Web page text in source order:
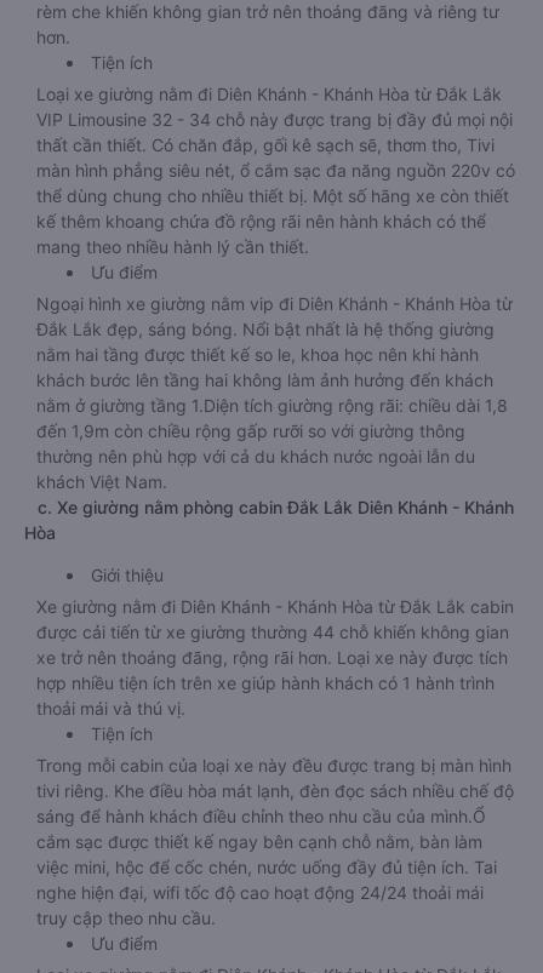
rèm che khiến không gian trở nên thoáng đãng và riêng tư
hơn.
Tiện ích
Loại xe giường nằm đi Diên Khánh - Khánh Hòa từ Đắk Lắk
VIP Limousine 32 - 34 chỗ này được trang bị đầy đủ mọi nội
thất cần thiết. Có chăn đắp, gối kê sạch sẽ, thơm tho, Tivi
màn hình phẳng siêu nét, ổ cắm sạc đa năng nguồn 220v có
thể dùng chung cho nhiều thiết bị. Một số hãng xe còn thiết
kế thêm khoang chứa đồ rộng rãi nên hành khách có thể
mang theo nhiều hành lý cần thiết.
Ưu điểm
Ngoại hình xe giường nằm vip đi Diên Khánh - Khánh Hòa từ
Đắk Lắk đẹp, sáng bóng. Nổi bật nhất là hệ thống giường
nằm hai tầng được thiết kế so le, khoa học nên khi hành
khách bước lên tầng hai không làm ảnh hưởng đến khách
nằm ở giường tầng 1.Diện tích giường rộng rãi: chiều dài 1,8
đến 1,9m còn chiều rộng gấp rưỡi so với giường thông
thường nên phù hợp với cả du khách nước ngoài lẫn du
khách Việt Nam.
c. Xe giường nằm phòng cabin Đắk Lắk Diên Khánh - Khánh
Hòa
Giới thiệu
Xe giường nằm đi Diên Khánh - Khánh Hòa từ Đắk Lắk cabin
được cải tiến từ xe giường thường 44 chỗ khiến không gian
xe trở nên thoáng đãng, rộng rãi hơn. Loại xe này được tích
hợp nhiều tiện ích trên xe giúp hành khách có 1 hành trình
thoải mái và thú vị.
Tiện ích
Trong mỗi cabin của loại xe này đều được trang bị màn hình
tivi riêng. Khe điều hòa mát lạnh, đèn đọc sách nhiều chế độ
sáng để hành khách điều chỉnh theo nhu cầu của mình.Ổ
cắm sạc được thiết kế ngay bên cạnh chỗ nằm, bàn làm
việc mini, hộc để cốc chén, nước uống đầy đủ tiện ích. Tai
nghe hiện đại, wifi tốc độ cao hoạt động 24/24 thoải mái
truy cập theo nhu cầu.
Ưu điểm